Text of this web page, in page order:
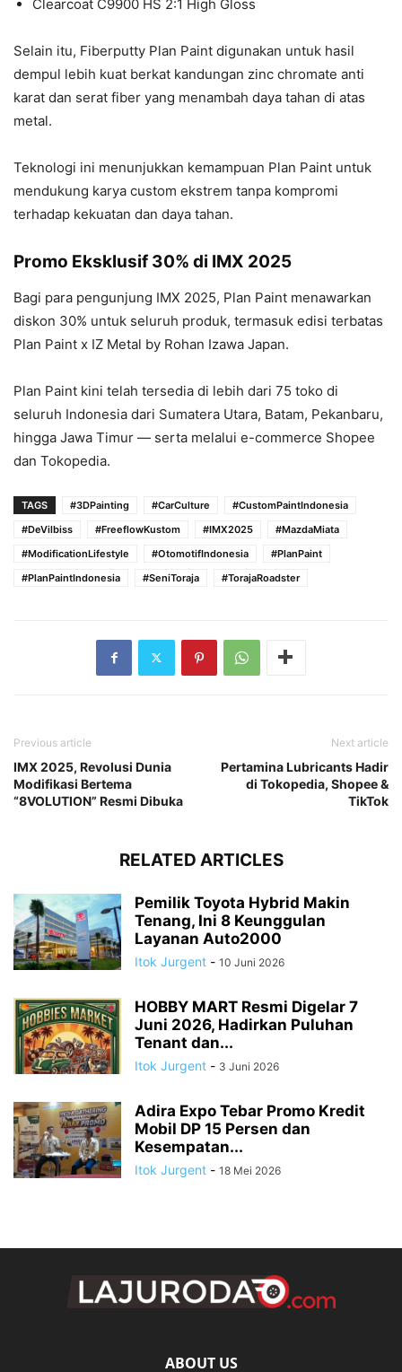
Clearcoat C9900 HS 2:1 High Gloss
Selain itu, Fiberputty Plan Paint digunakan untuk hasil
dempul lebih kuat berkat kandungan zinc chromate anti
karat dan serat fiber yang menambah daya tahan di atas
metal.
Teknologi ini menunjukkan kemampuan Plan Paint untuk
mendukung karya custom ekstrem tanpa kompromi
terhadap kekuatan dan daya tahan.
Promo Eksklusif 30% di IMX 2025
Bagi para pengunjung IMX 2025, Plan Paint menawarkan
diskon 30% untuk seluruh produk, termasuk edisi terbatas
Plan Paint x IZ Metal by Rohan Izawa Japan.
Plan Paint kini telah tersedia di lebih dari 75 toko di
seluruh Indonesia dari Sumatera Utara, Batam, Pekanbaru,
hingga Jawa Timur — serta melalui e-commerce Shopee
dan Tokopedia.
TAGS #3DPainting #CarCulture
#CustomPaintIndonesia
#DeVilbiss
#FreeflowKustom #IMX2025
#MazdaMiata
#ModificationLifestyle
#OtomotifIndonesia
#PlanPaint
#PlanPaintIndonesia
#SeniToraja #TorajaRoadster
Previous article
IMX 2025, Revolusi Dunia
Modifikasi Bertema
“8VOLUTION” Resmi Dibuka
Next article
Pertamina Lubricants Hadir
di Tokopedia, Shopee &
TikTok
RELATED ARTICLES
Pemilik Toyota Hybrid Makin
Tenang, Ini 8 Keunggulan
Layanan Auto2000
Itok Jurgent - 10 Juni 2026
HOBBY MART Resmi Digelar 7
Juni 2026, Hadirkan Puluhan
Tenant dan...
Itok Jurgent - 3 Juni 2026
Adira Expo Tebar Promo Kredit
Mobil DP 15 Persen dan
Kesempatan...
Itok Jurgent - 18 Mei 2026
ABOUT US